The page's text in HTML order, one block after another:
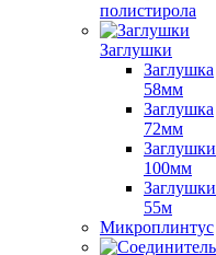
полистирола
Заглушки
Заглушка
58мм
Заглушка
72мм
Заглушки
100мм
Заглушки
55м
Микроплинтус